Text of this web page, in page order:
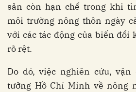
sản còn hạn chế trong khi
môi trường nông thôn ngày
với các tác động của biến đổi
rõ rệt.
Do đó, việc nghiên cứu,
tưởng Hồ Chí Minh về nông